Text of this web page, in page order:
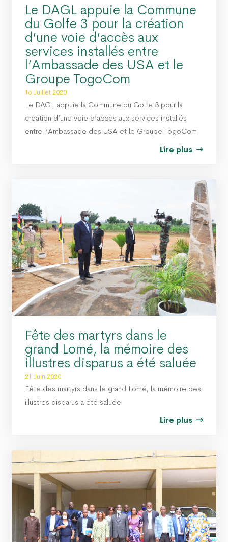
Le DAGL appuie la Commune
du Golfe 3 pour la création
d’une voie d’accès aux
services installés entre
l’Ambassade des USA et le
Groupe TogoCom
16 Juillet 2020
Le DAGL appuie la Commune du Golfe 3 pour la
création d’une voie d’accès aux services installés
entre l’Ambassade des USA et le Groupe TogoCom
Lire plus
Fête des martyrs dans le
grand Lomé, la mémoire des
illustres disparus a été saluée
21 Juin 2020
Fête des martyrs dans le grand Lomé, la mémoire des
illustres disparus a été saluée
Lire plus